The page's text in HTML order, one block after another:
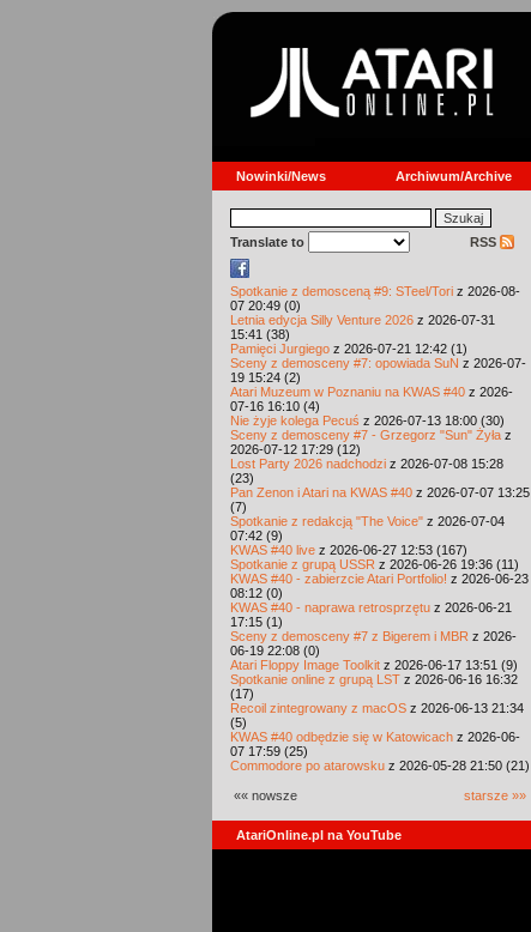
Nowinki/News Archiwum/Archive
Translate to RSS
Spotkanie z demosceną #9: STeel/Tori z 2026-08-
07 20:49 (0)
Letnia edycja Silly Venture 2026 z 2026-07-31
15:41 (38)
Pamięci Jurgiego z 2026-07-21 12:42 (1)
Sceny z demosceny #7: opowiada SuN z 2026-07-
19 15:24 (2)
Atari Muzeum w Poznaniu na KWAS #40 z 2026-
07-16 16:10 (4)
Nie żyje kolega Pecuś z 2026-07-13 18:00 (30)
Sceny z demosceny #7 - Grzegorz "Sun" Żyła z
2026-07-12 17:29 (12)
Lost Party 2026 nadchodzi z 2026-07-08 15:28
(23)
Pan Zenon i Atari na KWAS #40 z 2026-07-07 13:25
(7)
Spotkanie z redakcją "The Voice" z 2026-07-04
07:42 (9)
KWAS #40 live z 2026-06-27 12:53 (167)
Spotkanie z grupą USSR z 2026-06-26 19:36 (11)
KWAS #40 - zabierzcie Atari Portfolio! z 2026-06-23
08:12 (0)
KWAS #40 - naprawa retrosprzętu z 2026-06-21
17:15 (1)
Sceny z demosceny #7 z Bigerem i MBR z 2026-
06-19 22:08 (0)
Atari Floppy Image Toolkit z 2026-06-17 13:51 (9)
Spotkanie online z grupą LST z 2026-06-16 16:32
(17)
Recoil zintegrowany z macOS z 2026-06-13 21:34
(5)
KWAS #40 odbędzie się w Katowicach z 2026-06-
07 17:59 (25)
Commodore po atarowsku z 2026-05-28 21:50 (21)
«« nowsze starsze »»
AtariOnline.pl na YouTube